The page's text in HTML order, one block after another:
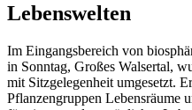
Lebenswelten
Im Eingangsbereich von
in Sonntag, Großes Walsertal,
mit Sitzgelegenheit umgesetzt.
Pflanzengruppen Lebensräume